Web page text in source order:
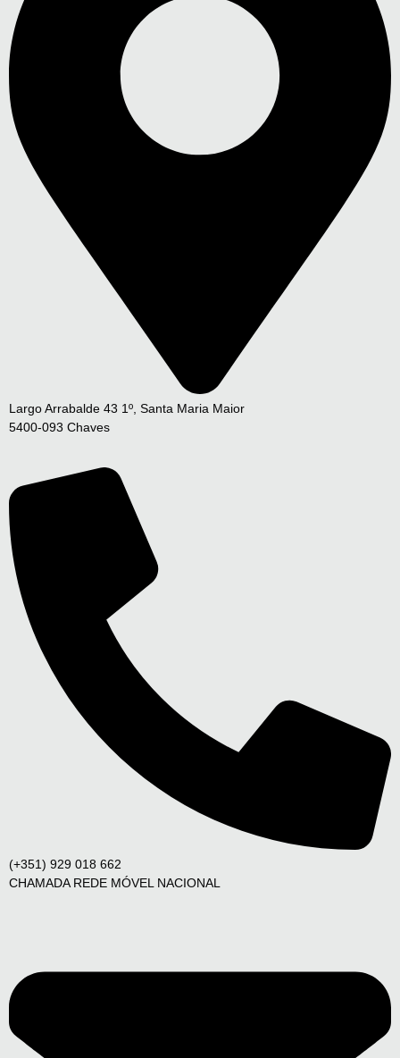
Largo Arrabalde 43 1º, Santa Maria Maior
5400-093 Chaves
(+351) 929 018 662
CHAMADA REDE MÓVEL NACIONAL